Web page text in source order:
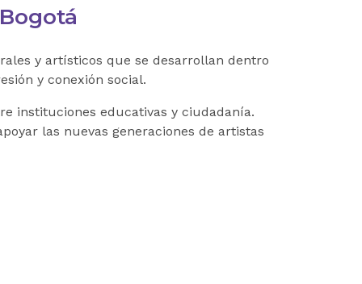
y artísticos que se desarrollan dentro
y conexión social.
instituciones educativas y ciudadanía.
las nuevas generaciones de artistas